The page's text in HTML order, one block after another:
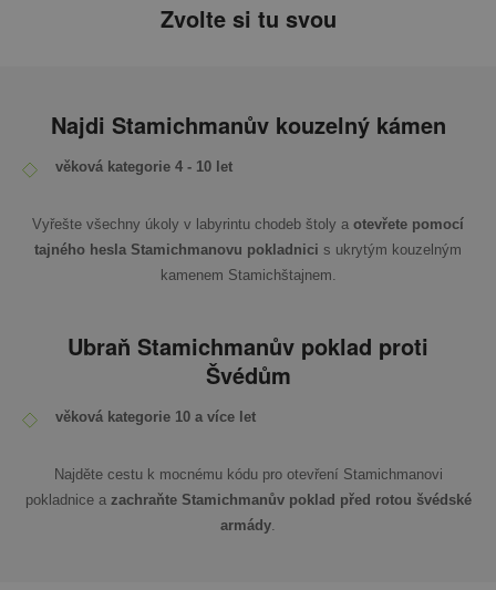
Zvolte si tu svou
Najdi Stamichmanův kouzelný kámen
věková kategorie 4 - 10 let
Vyřešte všechny úkoly v labyrintu chodeb štoly a otevřete pomocí
tajného hesla Stamichmanovu pokladnici s ukrytým kouzelným
kamenem Stamichštajnem.
Ubraň Stamichmanův poklad proti
Švédům
věková kategorie 10 a více let
Najděte cestu k mocnému kódu pro otevření Stamichmanovi
pokladnice a zachraňte Stamichmanův poklad před rotou švédské
armády